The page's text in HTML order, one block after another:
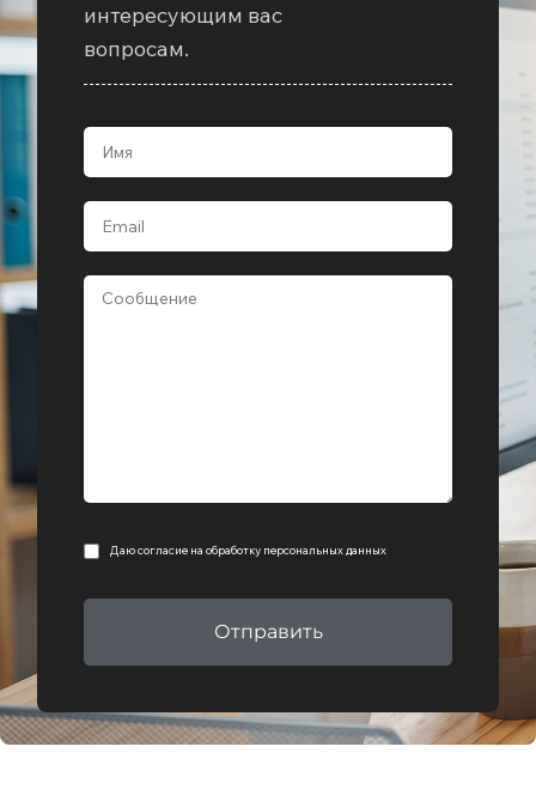
интересующим вас
вопросам.
Даю согласие на обработку персональных данных
Отправить